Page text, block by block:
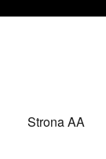
Strona AA